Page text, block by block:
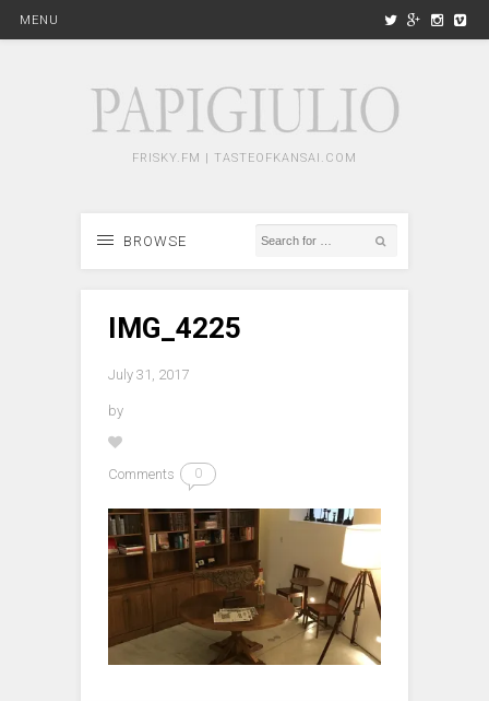
MENU
FRISKY.FM | TASTEOFKANSAI.COM
BROWSE
IMG_4225
July 31, 2017
by
Comments 0